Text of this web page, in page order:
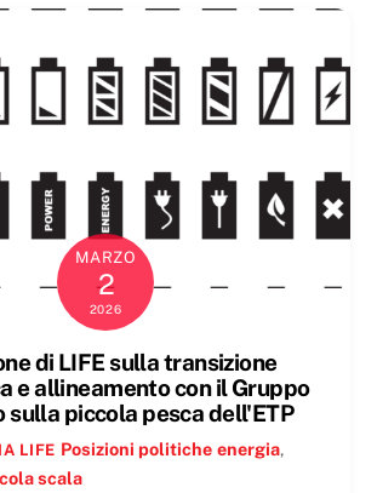
MARZO
2
2026
di LIFE sulla transizione
e allineamento con il Gruppo
sulla piccola pesca dell'ETP
LIFE Posizioni politiche energia,
scala